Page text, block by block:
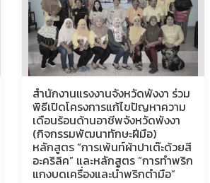
สำนักงานแรงงานจังหวัดพังงา ร่วม
พิธีเปิดโครงการแก้ไขปัญหาความ
เดือนร้อนด้านอาชีพจังหวัดพังงา
(กิจกรรมพัฒนาทักษะฝีมือ)
หลักสูตร “การเพ้นท์ผ้าปาเต๊ะด้วยสี
อะคริลิค” และหลักสูตร “การทำพริก
แกงบดเครื่องและน้ำพริกตำมือ”